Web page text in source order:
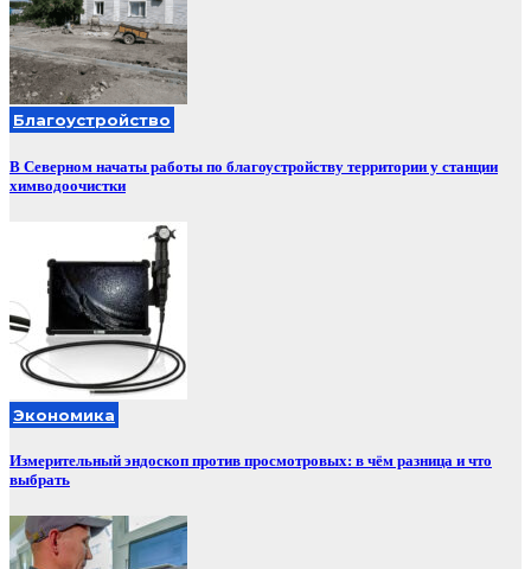
Благоустройство
В Северном начаты работы по благоустройству территории у станции
химводоочистки
Экономика
Измерительный эндоскоп против просмотровых: в чём разница и что
выбрать